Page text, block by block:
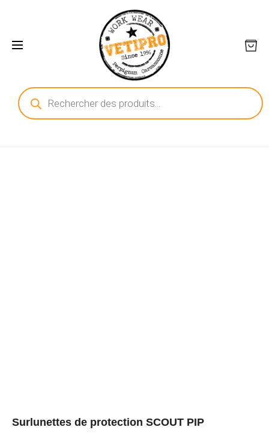
Recherche
de
produits
Surlunettes de protection SCOUT PIP